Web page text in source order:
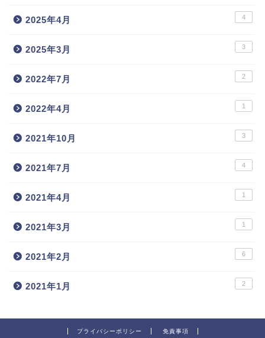
2025年4月 4
2025年3月 3
2022年7月 2
2022年4月 1
2021年10月 3
2021年7月 4
2021年4月 1
2021年3月 1
2021年2月 6
2021年1月 2
プライバシーポリシー 免責事項